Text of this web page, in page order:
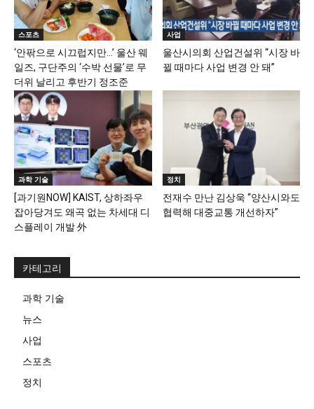
스포츠
‘안팎으로 시끄럽지만…’ 울산 웨
일즈, 구단주의 ‘수박 선물’로 무
더위 날리고 후반기 정조준
사업
울산시의회 산업건설위 “시장 바
뀔 때마다 사업 변경 안 돼”
과학 기술
[과기원NOW] KAIST, 상하좌우
잡아당겨도 왜곡 없는 차세대 디
스플레이 개발 外
정치
전재수 만난 김상욱 “양산시와도
협력해 대중교통 개선하자”
카테고리
과학 기술
뉴스
사업
스포츠
정치